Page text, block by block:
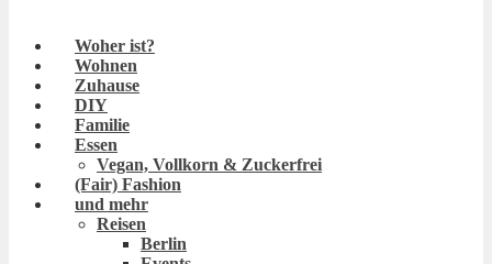
Woher ist?
Wohnen
Zuhause
DIY
Familie
Essen
Vegan, Vollkorn & Zuckerfrei
(Fair) Fashion
und mehr
Reisen
Berlin